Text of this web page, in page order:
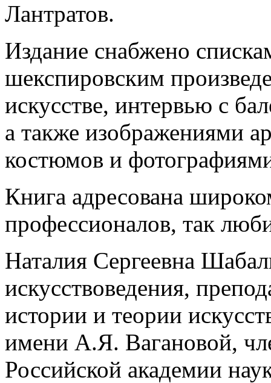
Лантратов.
Издание снабжено
шекспировским
искусстве, интервью с
а также изображениями
костюмов и
Книга адресована
профессионалов, так
Наталия Сергеевна
искусствоведения,
истории и теории
имени А.Я. Вагановой,
Российской академии